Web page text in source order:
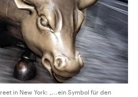
in New York: „...ein Symbol für den